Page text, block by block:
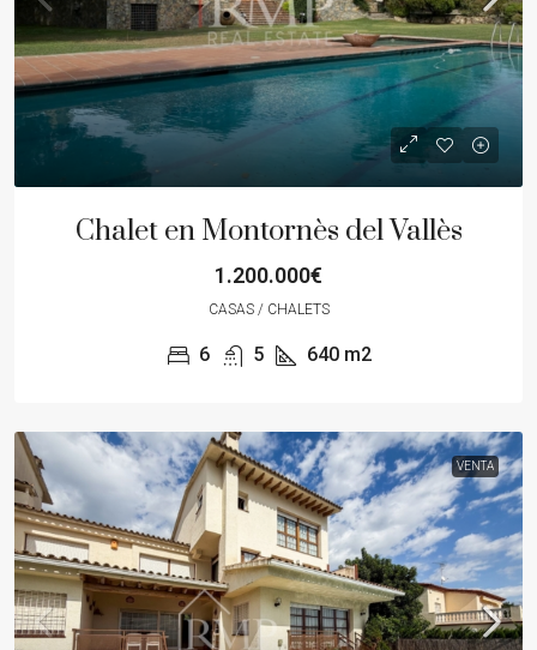
Chalet en Montornès del Vallès
1.200.000€
CASAS / CHALETS
6 5 640 m2
VENTA